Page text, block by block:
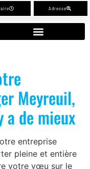
Adresse
Meyreuil,
a de mieux
entreprise
pleine et entière
votre vœu sur le